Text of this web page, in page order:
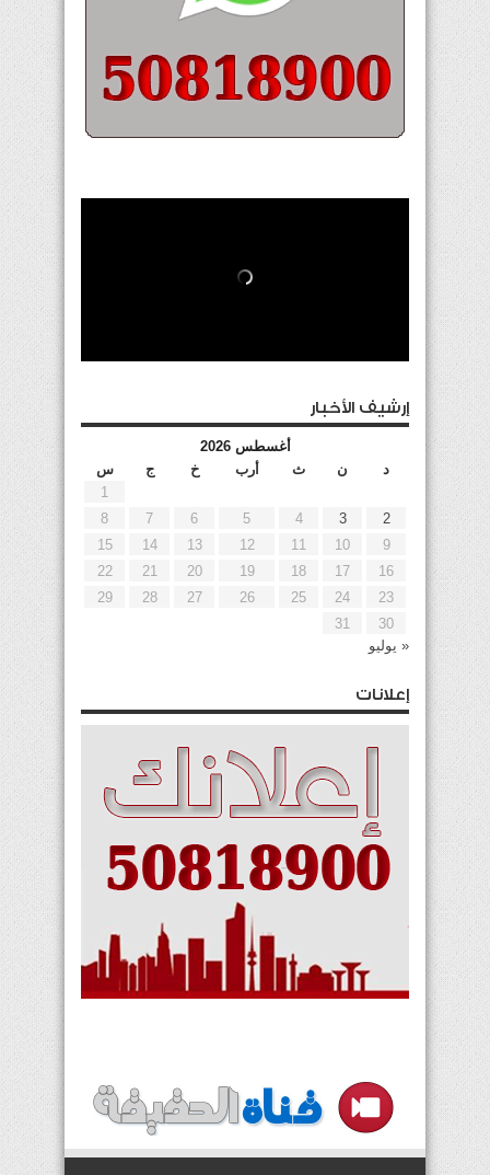
إرشيف الأخبار
أغسطس 2026
د
ن ث أرب خ ج
س
1
2
3
4
5
6
7
8
9
10
11
12
13
14
15
16
17
18
19
20
21
22
23
24
25
26
27
28
29
30
31
« يوليو
إعلانات